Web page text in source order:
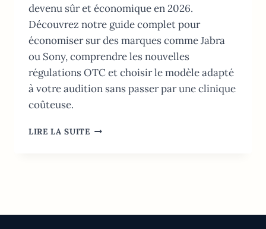
devenu sûr et économique en 2026.
Découvrez notre guide complet pour
économiser sur des marques comme Jabra
ou Sony, comprendre les nouvelles
régulations OTC et choisir le modèle adapté
à votre audition sans passer par une clinique
coûteuse.
LIRE LA SUITEAPPAREILS
ET